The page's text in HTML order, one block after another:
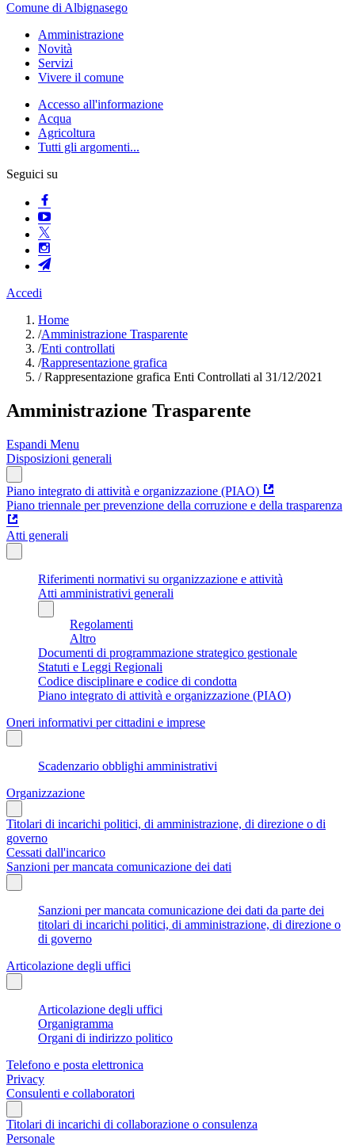
Comune di Albignasego
Amministrazione
Novità
Servizi
Vivere il comune
Accesso all'informazione
Acqua
Agricoltura
Tutti gli argomenti...
Seguici su
Accedi
Home
/Amministrazione Trasparente
/Enti controllati
/Rappresentazione grafica
/Rappresentazione grafica Enti Controllati al 31/12/2021
Amministrazione Trasparente
Espandi Menu
Disposizioni generali
Piano integrato di attività e organizzazione (PIAO)
Piano triennale per prevenzione della corruzione e della trasparenza
Atti generali
Riferimenti normativi su organizzazione e attività
Atti amministrativi generali
Regolamenti
Altro
Documenti di programmazione strategico gestionale
Statuti e Leggi Regionali
Codice disciplinare e codice di condotta
Piano integrato di attività e organizzazione (PIAO)
Oneri informativi per cittadini e imprese
Scadenzario obblighi amministrativi
Organizzazione
Titolari di incarichi politici, di amministrazione, di direzione o di
governo
Cessati dall'incarico
Sanzioni per mancata comunicazione dei dati
Sanzioni per mancata comunicazione dei dati da parte dei
titolari di incarichi politici, di amministrazione, di direzione o
di governo
Articolazione degli uffici
Articolazione degli uffici
Organigramma
Organi di indirizzo politico
Telefono e posta elettronica
Privacy
Consulenti e collaboratori
Titolari di incarichi di collaborazione o consulenza
Personale